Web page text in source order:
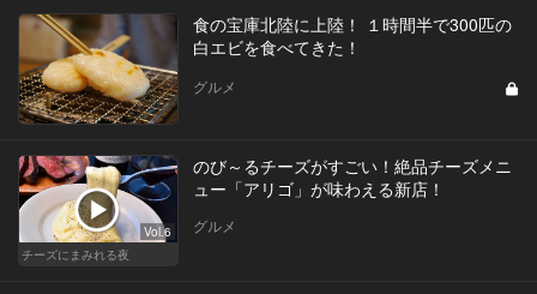
食の宝庫北陸に上陸！ １時間半で300匹の
白エビを食べてきた！
グルメ
Vol.6
チーズにまみれる夜
のび～るチーズがすごい！絶品チーズメニ
ュー「アリゴ」が味わえる新店！
グルメ